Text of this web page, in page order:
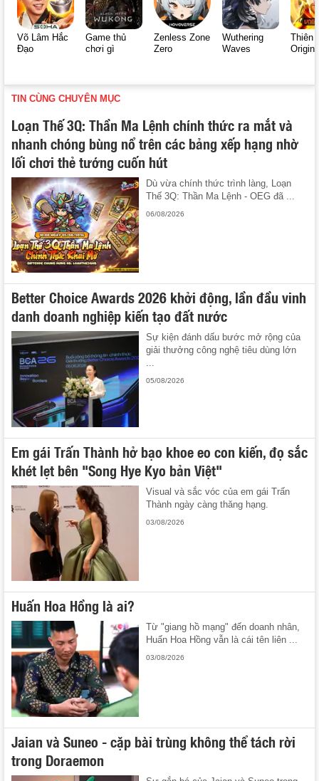
Võ Lâm Hắc
Đạo
Game thủ
chơi gì
Zenless Zone
Zero
Wuthering
Waves
Thiên
Origin
TIN CÙNG CHUYÊN MỤC
Loạn Thế 3Q: Thần Ma Lệnh chính thức ra mắt và
nhanh chóng bùng nổ trên các bảng xếp hạng nhờ
lối chơi thẻ tướng cuốn hút
Dù vừa chính thức trình làng, Loạn
Thế 3Q: Thần Ma Lệnh - OEG đã ...
06/08/2026
Better Choice Awards 2026 khởi động, lần đầu vinh
danh doanh nghiệp kiến tạo đất nước
Sự kiện đánh dấu bước mở rộng của
giải thưởng công nghệ tiêu dùng lớn
...
05/08/2026
Em gái Trấn Thành hở bạo khoe eo con kiến, đọ sắc
khét lẹt bên "Song Hye Kyo bản Việt"
Visual và sắc vóc của em gái Trấn
Thành ngày càng thăng hạng.
03/08/2026
Huấn Hoa Hồng là ai?
Từ "giang hồ mạng" đến doanh nhân,
Huấn Hoa Hồng vẫn là cái tên liên ...
03/08/2026
Jaian và Suneo - cặp bài trùng không thể tách rời
trong Doraemon